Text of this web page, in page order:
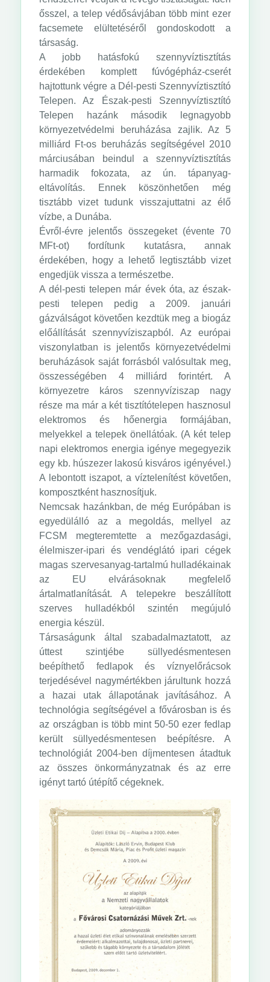
ősszel, a telep védősávjában több mint ezer
facsemete elültetéséről gondoskodott a
társaság.
A jobb hatásfokú szennyvíztisztítás
érdekében komplett fúvógépház-cserét
hajtottunk végre a Dél-pesti Szennyvíztisztító
Telepen. Az Észak-pesti Szennyvíztisztító
Telepen hazánk második legnagyobb
környezetvédelmi beruházása zajlik. Az 5
milliárd Ft-os beruházás segítségével 2010
márciusában beindul a szennyvíztisztítás
harmadik fokozata, az ún. tápanyag-
eltávolítás. Ennek köszönhetően még
tisztább vizet tudunk visszajuttatni az élő
vízbe, a Dunába.
Évről-évre jelentős összegeket (évente 70
MFt-ot) fordítunk kutatásra, annak
érdekében, hogy a lehető legtisztább vizet
engedjük vissza a természetbe.
A dél-pesti telepen már évek óta, az észak-
pesti telepen pedig a 2009. januári
gázválságot követően kezdtük meg a biogáz
előállítását szennyvíziszapból. Az európai
viszonylatban is jelentős környezetvédelmi
beruházások saját forrásból valósultak meg,
összességében 4 milliárd forintért. A
környezetre káros szennyvíziszap nagy
része ma már a két tisztítótelepen hasznosul
elektromos és hőenergia formájában,
melyekkel a telepek önellátóak. (A két telep
napi elektromos energia igénye megegyezik
egy kb. húszezer lakosú kisváros igényével.)
A lebontott iszapot, a víztelenítést követően,
komposztként hasznosítjuk.
Nemcsak hazánkban, de még Európában is
egyedülálló az a megoldás, mellyel az
FCSM megteremtette a mezőgazdasági,
élelmiszer-ipari és vendéglátó ipari cégek
magas szervesanyag-tartalmú hulladékainak
az EU elvárásoknak megfelelő
ártalmatlanítását. A telepekre beszállított
szerves hulladékból szintén megújuló
energia készül.
Társaságunk által szabadalmaztatott, az
úttest szintjébe süllyedésmentesen
beépíthető fedlapok és víznyelőrácsok
terjedésével nagymértékben járultunk hozzá
a hazai utak állapotának javításához. A
technológia segítségével a fővárosban is és
az országban is több mint 50-50 ezer fedlap
került süllyedésmentesen beépítésre. A
technológiát 2004-ben díjmentesen átadtuk
az összes önkormányzatnak és az erre
igényt tartó útépítő cégeknek.